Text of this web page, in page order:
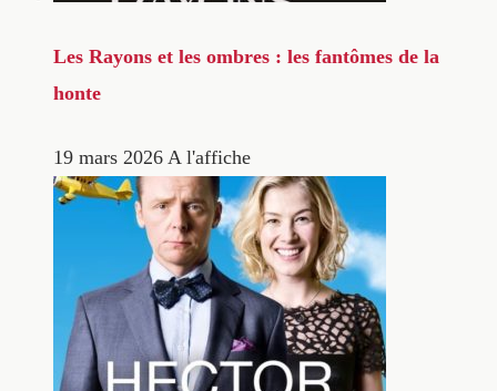
Les Rayons et les ombres : les fantômes de la
honte
19 mars 2026 A l'affiche